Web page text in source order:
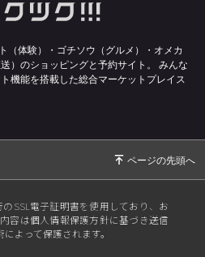
（体験）・ゴチソウ（グルメ）・オメカ
）のショッピングと予約サイト。
みんな
機能を搭載した総合マーケットプレイス
SSL電子証明書を使用しており、お
容は個人情報保護方針に基づき送信
よって保護されます。